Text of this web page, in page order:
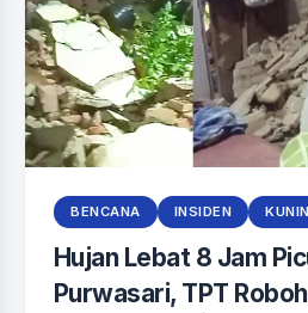
BENCANA INSIDEN
‎Hujan Lebat 8 Jam
Purwasari, TPT